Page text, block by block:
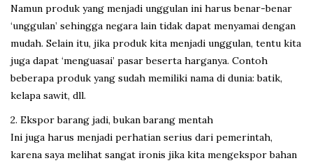
Namun produk yang menjadi unggulan ini harus benar-benar
‘unggulan’ sehingga negara lain tidak dapat menyamai dengan
mudah. Selain itu, jika produk kita menjadi unggulan, tentu kita
juga dapat ‘menguasai’ pasar beserta harganya. Contoh
beberapa produk yang sudah memiliki nama di dunia: batik,
kelapa sawit, dll.
2. Ekspor barang jadi, bukan barang mentah
Ini juga harus menjadi perhatian serius dari pemerintah,
karena saya melihat sangat ironis jika kita mengekspor bahan